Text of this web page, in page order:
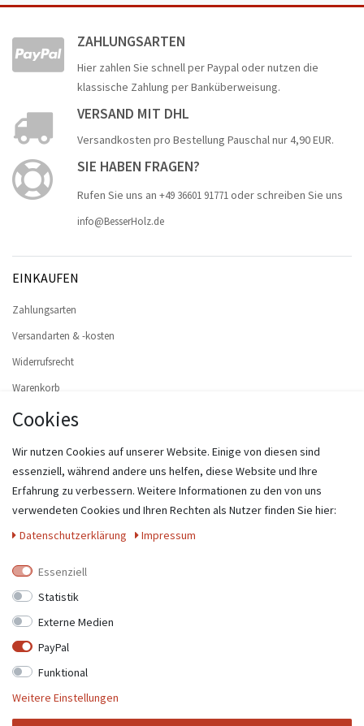
ZAHLUNGSARTEN
Hier zahlen Sie schnell per Paypal oder nutzen die
klassische Zahlung per Banküberweisung.
VERSAND MIT DHL
Versandkosten pro Bestellung Pauschal nur 4,90 EUR.
SIE HABEN FRAGEN?
Rufen Sie uns an +49 36601 91771oder schreiben Sie uns
info@BesserHolz.de
EINKAUFEN
Zahlungsarten
Versandarten & -kosten
Widerrufsrecht
Warenkorb
Zur Kasse
Widerruf erklären
MEIN KONTO
Registrieren
UNTERNEHMEN
Kontakt
Datenschutzerklärung
AGB
Impressum
Cookies
Wir nutzen Cookies auf unserer Website. Einige von diesen sind
essenziell, während andere uns helfen, diese Website und Ihre
Erfahrung zu verbessern. Weitere Informationen zu den von uns
verwendeten Cookies und Ihren Rechten als Nutzer finden Sie hier:
Daten­schutz­erklärung
Impressum
Essenziell
Statistik
Externe Medien
PayPal
Funktional
Weitere Einstellungen